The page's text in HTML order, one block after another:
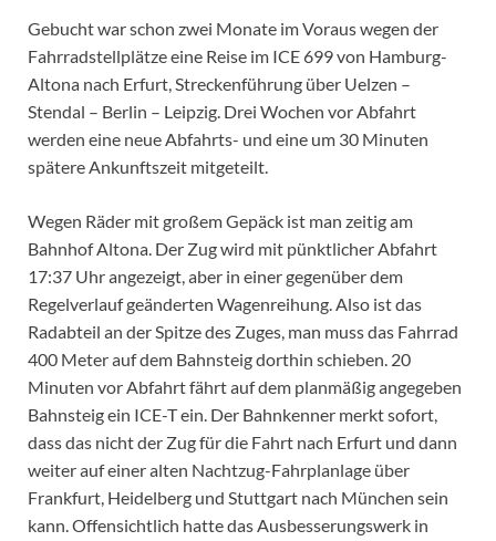
Gebucht war schon zwei Monate im Voraus wegen der
Fahrradstellplätze eine Reise im ICE 699 von Hamburg-
Altona nach Erfurt, Streckenführung über Uelzen –
Stendal – Berlin – Leipzig. Drei Wochen vor Abfahrt
werden eine neue Abfahrts- und eine um 30 Minuten
spätere Ankunftszeit mitgeteilt.
Wegen Räder mit großem Gepäck ist man zeitig am
Bahnhof Altona. Der Zug wird mit pünktlicher Abfahrt
17:37 Uhr angezeigt, aber in einer gegenüber dem
Regelverlauf geänderten Wagenreihung. Also ist das
Radabteil an der Spitze des Zuges, man muss das Fahrrad
400 Meter auf dem Bahnsteig dorthin schieben. 20
Minuten vor Abfahrt fährt auf dem planmäßig angegeben
Bahnsteig ein ICE-T ein. Der Bahnkenner merkt sofort,
dass das nicht der Zug für die Fahrt nach Erfurt und dann
weiter auf einer alten Nachtzug-Fahrplanlage über
Frankfurt, Heidelberg und Stuttgart nach München sein
kann. Offensichtlich hatte das Ausbesserungswerk in